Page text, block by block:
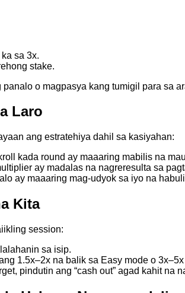
sa 3x.
stake.
o magpasya kang tumigil para sa
Laro
ang estratehiya dahil sa kasiyahan:
kada round ay maaaring mabilis na
ay madalas na nagreresulta sa
ay maaaring mag-udyok sa iyo na
Kita
session:
sa isip.
1.5x–2x na balik sa Easy mode o
pindutin ang “cash out” agad kahit na